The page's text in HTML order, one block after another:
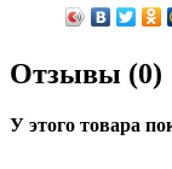
Отзывы (0)
У этого товара